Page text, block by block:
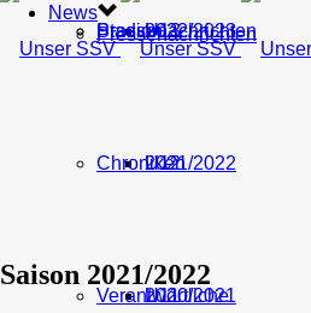
U13
U12
U11
2022/2023
2021/2022
2020/2021
Stadion
Chroniken
Verantwortliche
Pressenachrichten
News
Pressenachrichten
Saison 2021/2022